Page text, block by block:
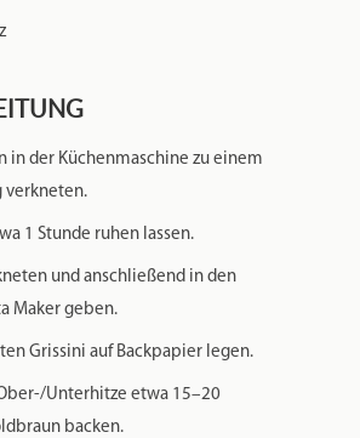
in der Küchenmaschine zu einem
verkneten.
1 Stunde ruhen lassen.
und anschließend in den
Maker geben.
Grissini auf Backpapier legen.
Unterhitze etwa 15–20
backen.